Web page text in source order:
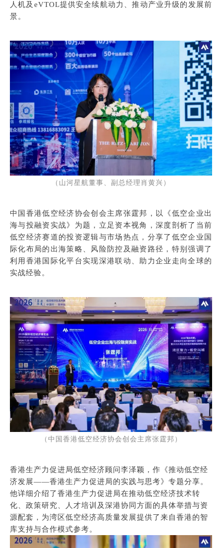
人机及eVTOL提供安全续航动力、推动产业升级的发展前
景。
（山河星航董事、副总经理肖黄兴）
中国香港低空经济协会创会主席张霆邦，以《低空企业出
海与投融资实战》为题，立足资本视角，深度剖析了当前
低空经济赛道的投资逻辑与市场热点，分享了低空企业国
际化布局的出海策略、风险防控及融资路径，特别强调了
利用香港国际化平台实现深港联动、助力企业走向全球的
实战经验。
（中国香港低空经济协会创会主席张霆邦）
香港生产力促进局低空经济顾问李泽颖，作《推动低空经
济发展——香港生产力促进局的实践与思考》专题分享。
他详细介绍了香港生产力促进局在推动低空经济技术转
化、政策研究、人才培训及深港协同方面的具体举措与资
源配套，为湾区低空经济高质量发展提供了来自香港的智
库支持与合作模式参考。